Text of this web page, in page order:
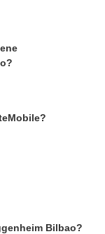
Bilbao?